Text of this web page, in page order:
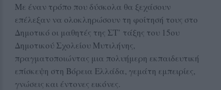
Με έναν τρόπο που δύσκολα θα ξεχάσουν
επέλεξαν να ολοκληρώσουν τη φοίτησή τους στο
Δημοτικό οι μαθητές της ΣΤ’ τάξης του 15ου
Δημοτικού Σχολείου Μυτιλήνης,
πραγματοποιώντας μια πολυήμερη εκπαιδευτική
επίσκεψη στη Βόρεια Ελλάδα, γεμάτη εμπειρίες,
γνώσεις και έντονες εικόνες.